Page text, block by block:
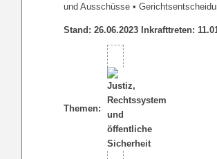
und Ausschüsse •
Stand: 26.06.2023 Inkrafttreten:
Themen: